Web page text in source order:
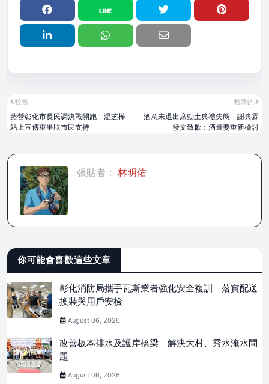
較新的
酒意未退出席動土典禮失態 謝典霖
發文致歉：酒量要重新檢討
較舊
藍營彰化市長民調決戰開跑 温芝樺
站上宣傳車爭取市民支持
張貼者： 林明佑
你可能會喜歡這些文章
彰化消防局攜手瓦斯業者強化安全複訓 落實配送
換裝與用戶安檢
August 06, 2026
改善板本排水及護岸橋梁 解決大村、秀水淹水問
題
August 06, 2026